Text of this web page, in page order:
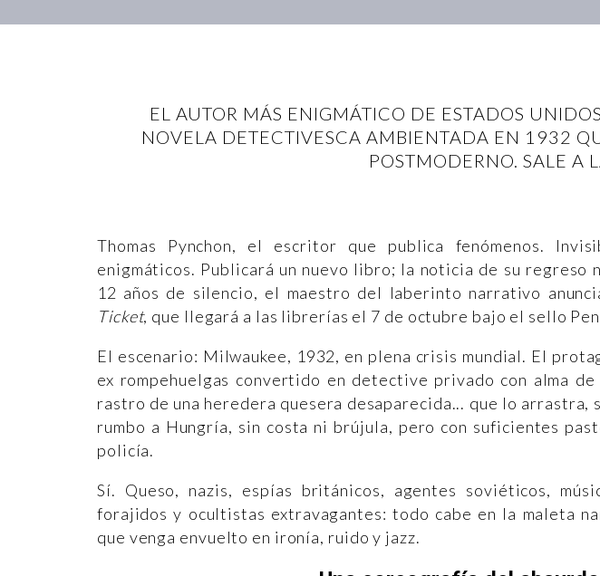
EL AUTOR MÁS ENIGMÁTICO DE ESTADOS
NOVELA DETECTIVESCA AMBIENTADA EN 1932
POSTMODERNO. SALE A
Thomas Pynchon, el escritor que publica fenómenos.
enigmáticos. Publicará un nuevo libro; la noticia de su regreso
12 años de silencio, el maestro del laberinto narrativo
Ticket, que llegará a las librerías el 7 de octubre bajo el sello
El escenario: Milwaukee, 1932, en plena crisis mundial. El
ex rompehuelgas convertido en detective privado con alma
rastro de una heredera quesera desaparecida... que lo arrastra,
rumbo a Hungría, sin costa ni brújula, pero con suficientes
policía.
Sí. Queso, nazis, espías británicos, agentes soviéticos,
forajidos y ocultistas extravagantes: todo cabe en la maleta
que venga envuelto en ironía, ruido y jazz.